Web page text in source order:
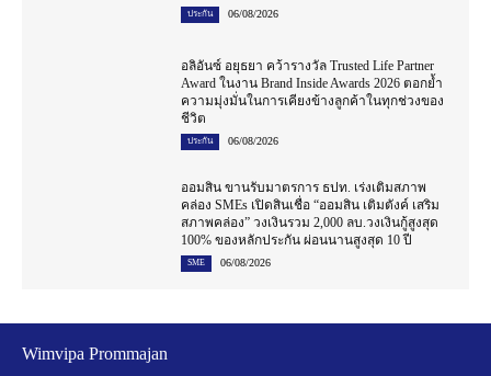
ประกัน 06/08/2026
อลิอันซ์ อยุธยา คว้ารางวัล Trusted Life Partner
Award ในงาน Brand Inside Awards 2026 ตอกย้ำ
ความมุ่งมั่นในการเคียงข้างลูกค้าในทุกช่วงของ
ชีวิต
ประกัน 06/08/2026
ออมสิน ขานรับมาตรการ ธปท. เร่งเติมสภาพ
คล่อง SMEs เปิดสินเชื่อ “ออมสิน เติมตังค์ เสริม
สภาพคล่อง” วงเงินรวม 2,000 ลบ.วงเงินกู้สูงสุด
100% ของหลักประกัน ผ่อนนานสูงสุด 10 ปี
SME 06/08/2026
Wimvipa Prommajan